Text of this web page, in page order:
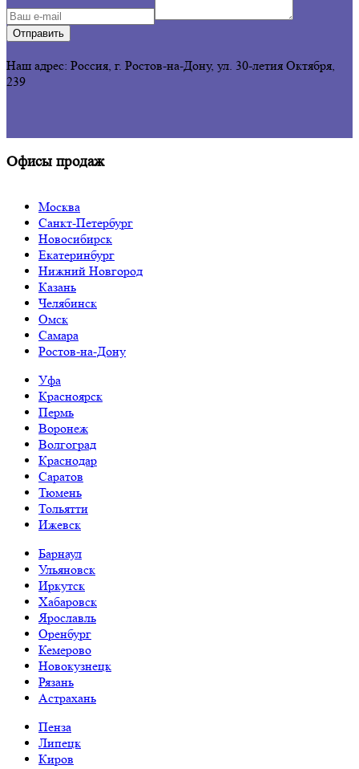
Отправить
Наш адрес: Россия, г. Ростов-на-Дону, ул. 30-летия Октября,
239
Офисы продаж
Москва
Санкт-Петербург
Новосибирск
Екатеринбург
Нижний Новгород
Казань
Челябинск
Омск
Самара
Ростов-на-Дону
Уфа
Красноярск
Пермь
Воронеж
Волгоград
Краснодар
Саратов
Тюмень
Тольятти
Ижевск
Барнаул
Ульяновск
Иркутск
Хабаровск
Ярославль
Оренбург
Кемерово
Новокузнецк
Рязань
Астрахань
Пенза
Липецк
Киров